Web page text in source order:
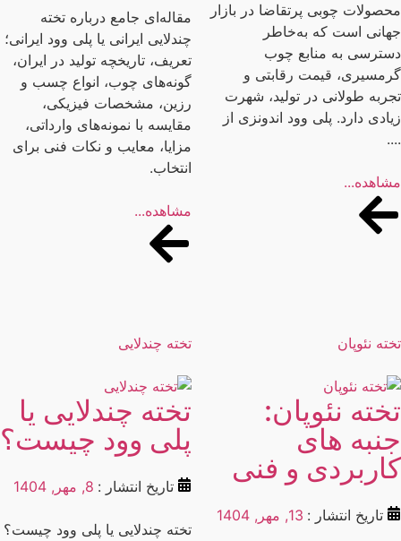
چوبی پرتقاضا در بازار
است که به‌خاطر
به منابع چوب
قیمت رقابتی و
طولانی در تولید، شهرت
دارد. پلی وود اندونزی از
مقاله‌ای جامع درباره تخته
چندلایی ایرانی یا پلی وود ایرانی؛
تعریف، تاریخچه تولید در ایران،
گونه‌های چوب، انواع چسب و
رزین، مشخصات فیزیکی،
مقایسه با نمونه‌های وارداتی،
مزایا، معایب و نکات فنی برای
انتخاب.
مشاهده...
نئوپان
نئوپان:
های
و فنی
تاریخ انتشار : 13, مهر, 1404
تخته چندلایی
تخته چندلایی یا
پلی وود چیست؟
تاریخ انتشار : 8, مهر, 1404
تخته چندلایی یا پلی وود چیست؟